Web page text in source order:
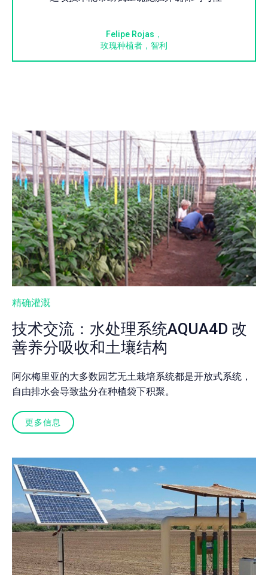
Felipe Rojas，
玫瑰种植者，智利
精确灌溉
技术交流：水处理系统AQUA4D 改
善养分吸收和土壤结构
阿尔梅里亚的大多数园艺无土栽培系统都是开放式系统，
自由排水会导致盐分在种植袋下积聚。
更多信息